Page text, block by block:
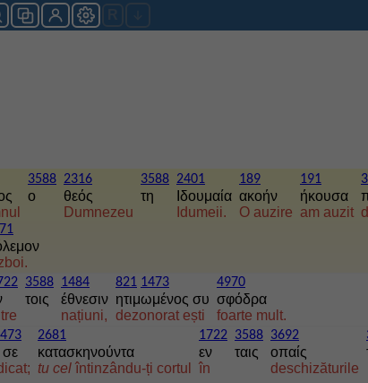
3588
ο
2316
θεός
Dumnezeu
3588
τη
2401
Ιδουμαία
Idumeii.
189
ακοήν
O auzire
191
ήκουσα
am auzit
3588
τοις
1484
έθνεσιν
națiuni,
821 1473
ητιμωμένος συ
dezonorat ești
4970
σφόδρα
foarte mult.
σε
2681
κατασκηνούντα
tu cel întinzându-ți cortul
1722
εν
în
3588
ταις
3692
οπαίς
deschizăturile